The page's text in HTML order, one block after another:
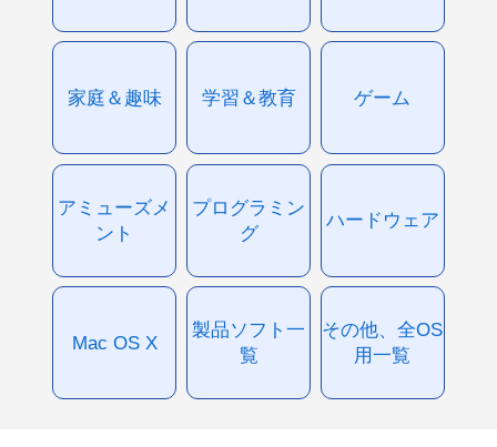
家庭＆趣味 学習＆教育 ゲーム
アミューズメ
ント
プログラミン
グ
ハードウェア
Mac OS X
製品ソフト一
覧
その他、全OS
用一覧